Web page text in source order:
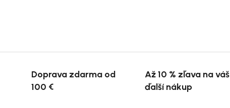
Doprava zdarma od
100 €
Až 10 % zľava na váš
ďalší nákup